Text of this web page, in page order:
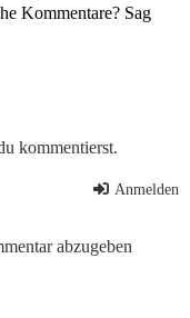
Kommentare? Sag
kommentierst.
Anmelden
abzugeben